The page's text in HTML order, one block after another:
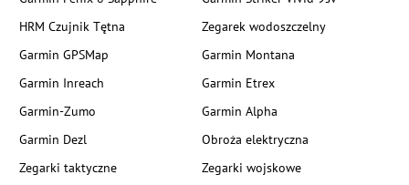
HRM Czujnik Tętna
Zegarek wodoszczelny
Garmin GPSMap
Garmin Montana
Garmin Inreach
Garmin Etrex
Garmin-Zumo
Garmin Alpha
Garmin Dezl
Obroża elektryczna
Zegarki taktyczne
Zegarki wojskowe